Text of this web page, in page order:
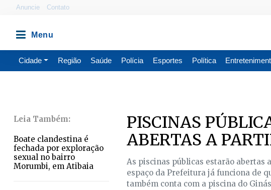
Anuncie Contato
Cidade Região Saúde Polícia Esportes Política
Boate clandestina é
fechada por exploração
sexual no bairro
Morumbi, em Atibaia
PISCINAS
ABERTAS A
As piscinas públicas estarão abertas
espaço da Prefeitura já funciona de
também conta com a piscina do